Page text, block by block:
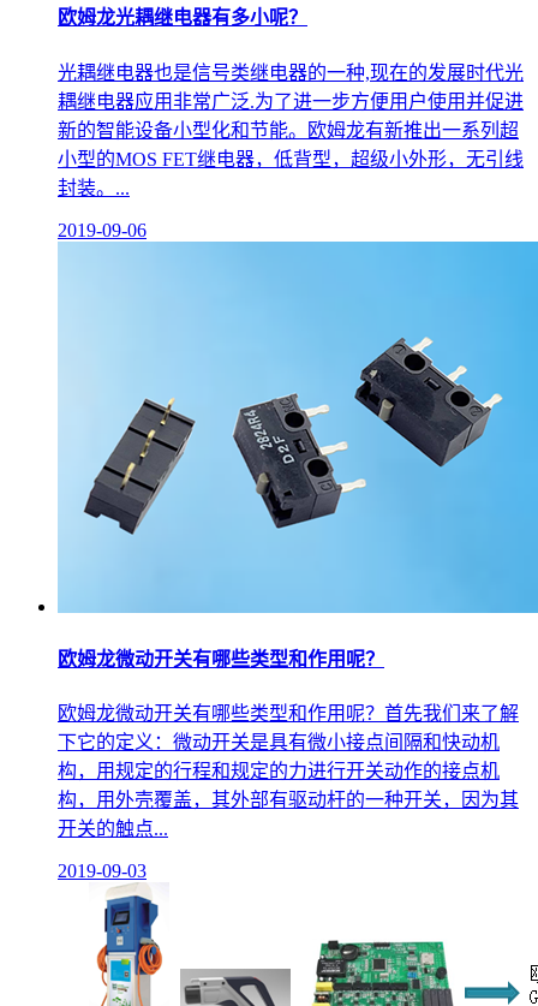
欧姆龙光耦继电器有多小呢？
光耦继电器也是信号类继电器的一种,现在的发展时代光
耦继电器应用非常广泛.为了进一步方便用户使用并促进
新的智能设备小型化和节能。欧姆龙有新推出一系列超
小型的MOS FET继电器，低背型，超级小外形，无引线
封装。...
2019-09-06
欧姆龙微动开关有哪些类型和作用呢？
欧姆龙微动开关有哪些类型和作用呢？首先我们来了解
下它的定义：微动开关是具有微小接点间隔和快动机
构，用规定的行程和规定的力进行开关动作的接点机
构，用外壳覆盖，其外部有驱动杆的一种开关，因为其
开关的触点...
2019-09-03